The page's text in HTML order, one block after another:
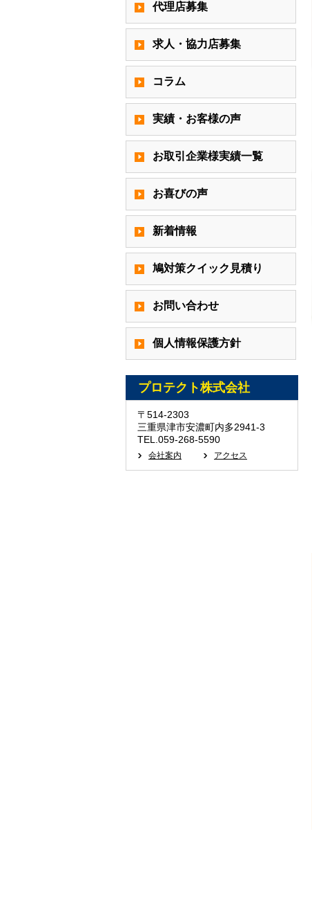
代理店募集
求人・協力店募集
コラム
実績・お客様の声
お取引企業様実績一覧
お喜びの声
新着情報
鳩対策クイック見積り
お問い合わせ
個人情報保護方針
プロテクト株式会社
〒514-2303
三重県津市安濃町内多2941-3
TEL.059-268-5590
会社案内 アクセス